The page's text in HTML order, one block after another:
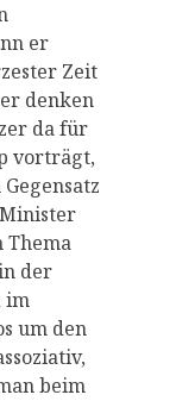
er
Zeit
denken
da für
vorträgt,
Thema
der
im
um den
beim